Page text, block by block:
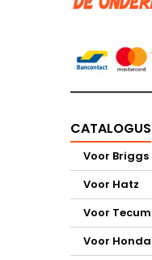
CATALOGUS
Voor
Voor Hatz
Voor
Voor Honda